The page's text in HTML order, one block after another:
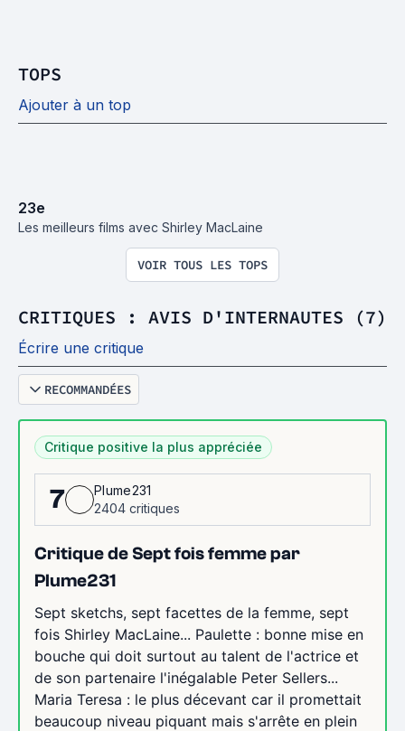
TOPS
Ajouter à un top
23e
Les meilleurs films avec Shirley MacLaine
VOIR TOUS LES TOPS
CRITIQUES : AVIS D'INTERNAUTES (7)
Écrire une critique
RECOMMANDÉES
Critique positive la plus appréciée
7
Plume231
2404 critiques
Critique de Sept fois femme par
Plume231
Sept sketchs, sept facettes de la femme, sept
fois Shirley MacLaine... Paulette : bonne mise en
bouche qui doit surtout au talent de l'actrice et
de son partenaire l'inégalable Peter Sellers...
Maria Teresa : le plus décevant car il promettait
beaucoup niveau piquant mais s'arrête en plein